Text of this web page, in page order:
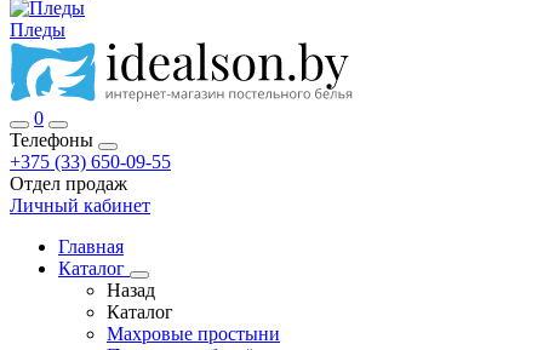
Пледы
0
Телефоны
+375 (33) 650-09-55
Отдел продаж
Личный кабинет
Главная
Каталог
Назад
Каталог
Махровые простыни